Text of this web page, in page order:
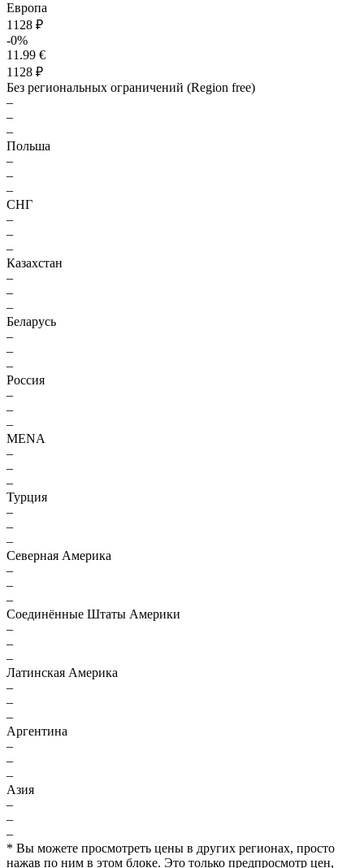
Европа
1128 ₽
-0%
11.99 €
1128 ₽
Без региональных ограничений (Region free)
–
–
–
Польша
–
–
–
СНГ
–
–
–
Казахстан
–
–
–
Беларусь
–
–
–
Россия
–
–
–
MENA
–
–
–
Турция
–
–
–
Северная Америка
–
–
–
Соединённые Штаты Америки
–
–
–
Латинская Америка
–
–
–
Аргентина
–
–
–
Азия
–
–
–
* Вы можете просмотреть цены в других регионах, просто
нажав по ним в этом блоке. Это только предпросмотр цен,